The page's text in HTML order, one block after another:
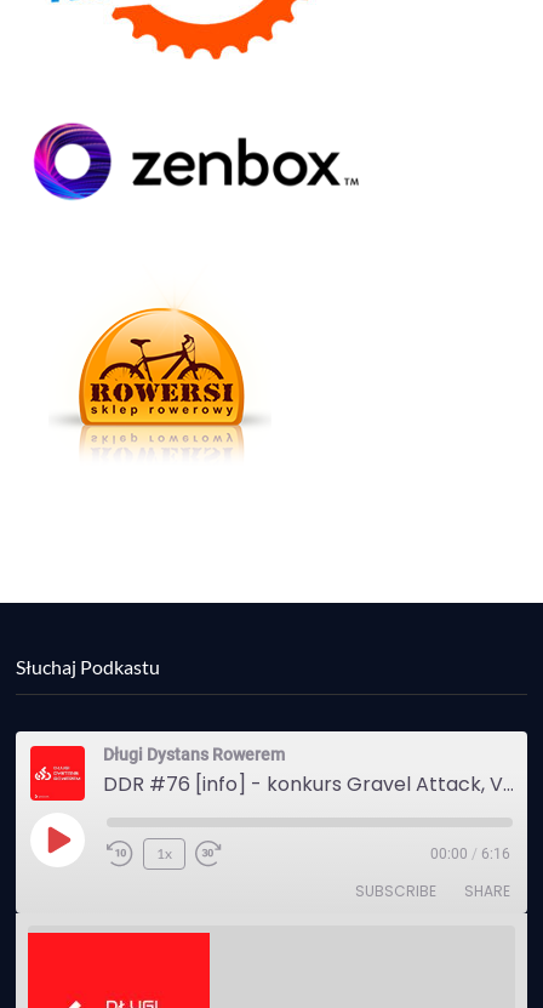
Słuchaj Podkastu
Długi Dystans Rowerem
DDR #76 [info] - konkurs Gravel Attack, Varmia Gravel, Bike Expo, Inspire India Ultra Race
Play
1x 00:00 / 6:16
SUBSCRIBE SHARE